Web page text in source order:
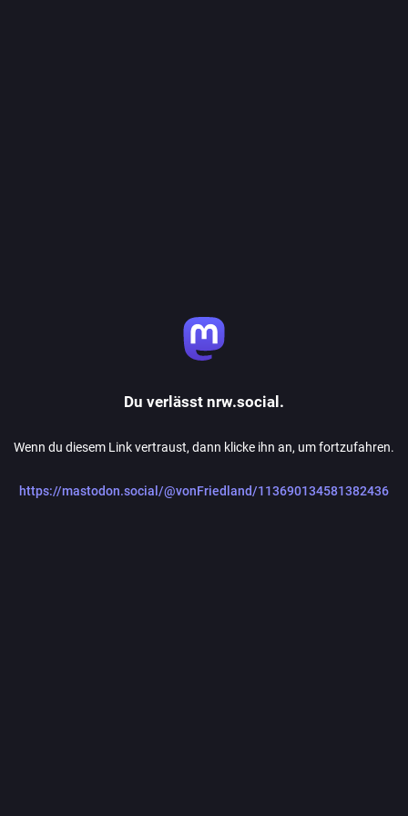
Du verlässt nrw.social.
Wenn du diesem Link vertraust, dann klicke ihn an, um fortzufahren.
https://mastodon.social/@vonFriedland/113690134581382436